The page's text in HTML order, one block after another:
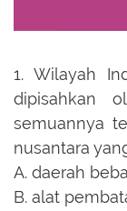
1. Wilayah
dipisahkan
semuannya
nusantara
A. daerah
B. alat